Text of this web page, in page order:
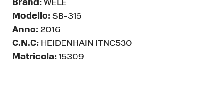
Brand: WELE
Modello: SB-316
Anno: 2016
C.N.C: HEIDENHAIN ITNC530
Matricola: 15309